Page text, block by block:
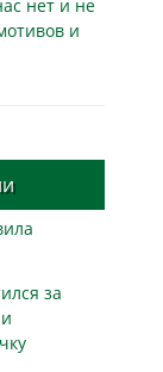
нет и не
и
за